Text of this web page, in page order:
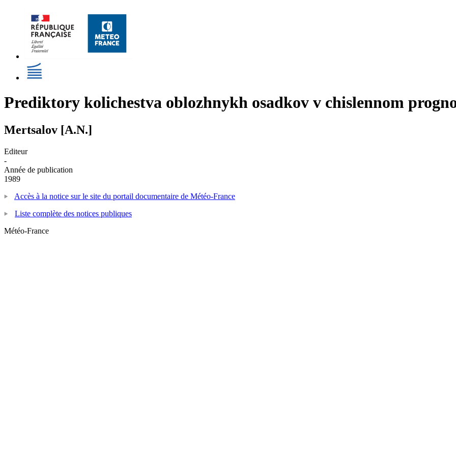
Prediktory kolichestva oblozhnykh osadkov v chislennom
Mertsalov [A.N.]
Editeur
-
Année de publication
1989
Accès à la notice sur le site du portail documentaire de Météo-France
Liste complète des notices publiques
Météo-France